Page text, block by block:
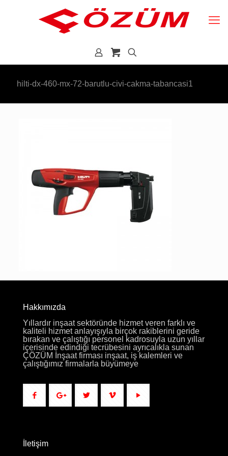
hilti-dx-460-mx-72-barutlu-civi-cakma-tabancasi1
Hakkımızda
Yıllardır inşaat sektöründe hizmet veren farklı ve
kaliteli hizmet anlayışıyla birçok rakiblerini geride
bırakan ve çalıştığı personel kadrosuyla uzun yıllar
içerisinde edindiği tecrübesini ayrıcalıkla sunan
ÇÖZÜM İnşaat firması inşaat, iş kalemleri ve
çalıştığımız firmalarla büyümeye
İletişim